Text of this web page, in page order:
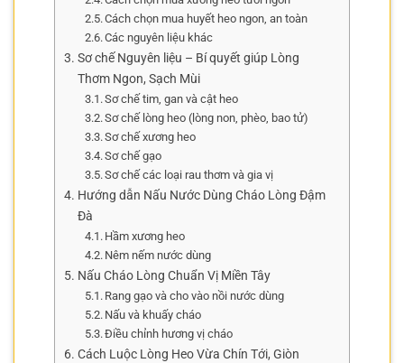
Cách chọn mua huyết heo ngon, an toàn
Các nguyên liệu khác
Sơ chế Nguyên liệu – Bí quyết giúp Lòng
Thơm Ngon, Sạch Mùi
Sơ chế tim, gan và cật heo
Sơ chế lòng heo (lòng non, phèo, bao tử)
Sơ chế xương heo
Sơ chế gạo
Sơ chế các loại rau thơm và gia vị
Hướng dẫn Nấu Nước Dùng Cháo Lòng Đậm
Đà
Hầm xương heo
Nêm nếm nước dùng
Nấu Cháo Lòng Chuẩn Vị Miền Tây
Rang gạo và cho vào nồi nước dùng
Nấu và khuấy cháo
Điều chỉnh hương vị cháo
Cách Luộc Lòng Heo Vừa Chín Tới, Giòn